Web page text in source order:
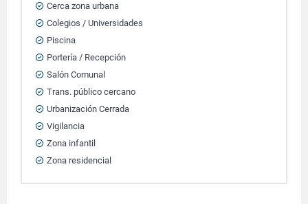
Cerca zona urbana
Colegios / Universidades
Piscina
Portería / Recepción
Salón Comunal
Trans. público cercano
Urbanización Cerrada
Vigilancia
Zona infantil
Zona residencial